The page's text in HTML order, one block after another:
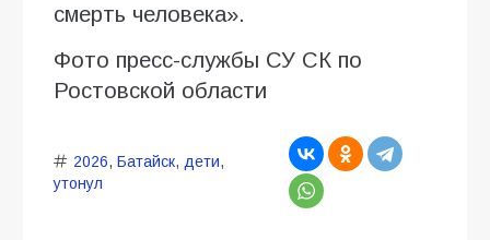
смерть человека».
Фото пресс-службы СУ СК по
Ростовской области
2026, Батайск, дети,
утонул